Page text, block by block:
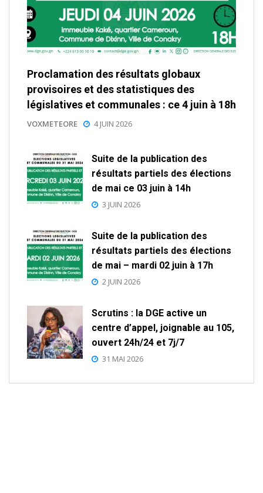
Proclamation des résultats globaux
provisoires et des statistiques des
législatives et communales : ce 4 juin à 18h
VOXMETEORE 4 JUIN 2026
Suite de la publication des
résultats partiels des élections
de mai ce 03 juin à 14h
3 JUIN 2026
Suite de la publication des
résultats partiels des élections
de mai – mardi 02 juin à 17h
2 JUIN 2026
Scrutins : la DGE active un
centre d’appel, joignable au 105,
ouvert 24h/24 et 7j/7
31 MAI 2026